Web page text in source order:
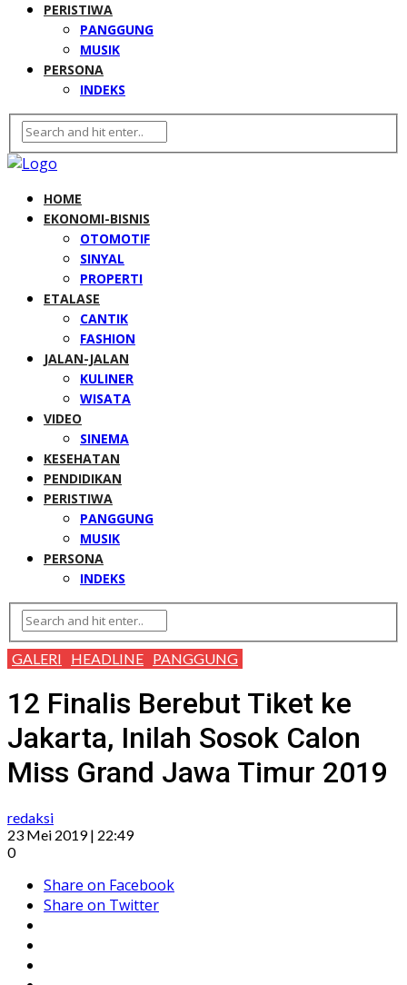
PERISTIWA
PANGGUNG
MUSIK
PERSONA
INDEKS
HOME
EKONOMI-BISNIS
OTOMOTIF
SINYAL
PROPERTI
ETALASE
CANTIK
FASHION
JALAN-JALAN
KULINER
WISATA
VIDEO
SINEMA
KESEHATAN
PENDIDIKAN
PERISTIWA
PANGGUNG
MUSIK
PERSONA
INDEKS
GALERI HEADLINE PANGGUNG
12 Finalis Berebut Tiket ke
Jakarta, Inilah Sosok Calon
Miss Grand Jawa Timur 2019
redaksi
23 Mei 2019 | 22:49
0
Share on Facebook
Share on Twitter